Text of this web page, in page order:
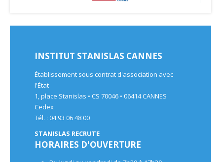
INSTITUT STANISLAS CANNES
Établissement sous contrat d'association avec
l'État
1, place Stanislas • CS 70046 • 06414 CANNES
Cedex
Tél. : 04 93 06 48 00
STANISLAS RECRUTE
HORAIRES D'OUVERTURE